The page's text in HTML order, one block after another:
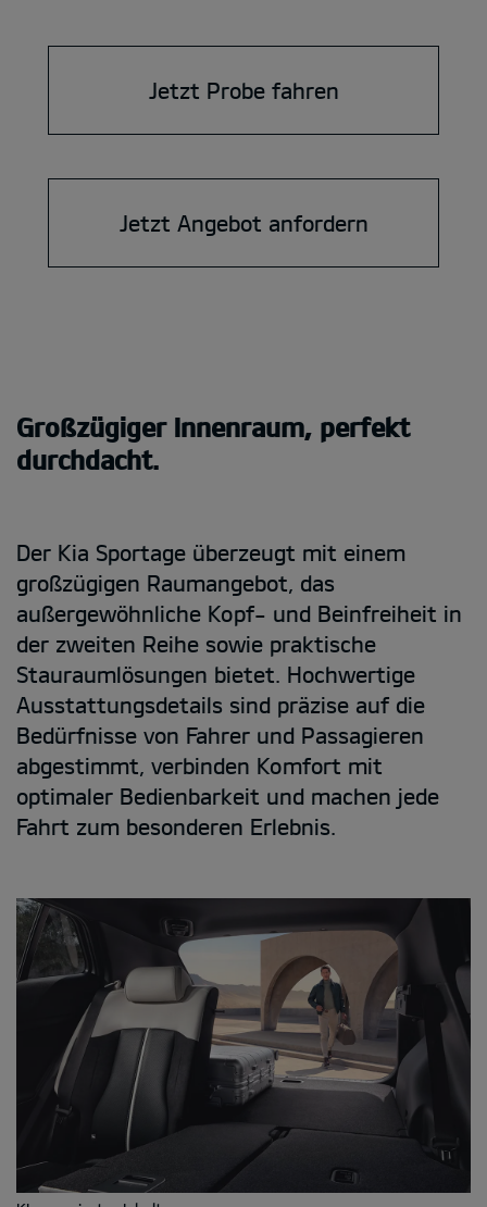
Jetzt Probe fahren
Jetzt Angebot anfordern
Großzügiger Innenraum, perfekt
durchdacht.
Der Kia Sportage überzeugt mit einem
großzügigen Raumangebot, das
außergewöhnliche Kopf- und Beinfreiheit in
der zweiten Reihe sowie praktische
Stauraumlösungen bietet. Hochwertige
Ausstattungsdetails sind präzise auf die
Bedürfnisse von Fahrer und Passagieren
abgestimmt, verbinden Komfort mit
optimaler Bedienbarkeit und machen jede
Fahrt zum besonderen Erlebnis.